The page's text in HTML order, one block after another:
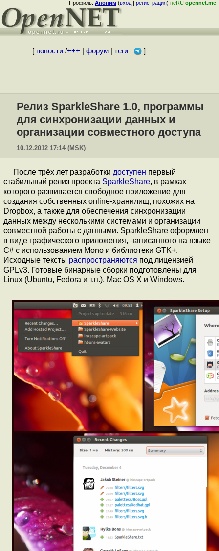
Профиль:Аноним(вход|регистрация)неRUopennet.me
[ новости/+++ форум| теги| ]
Релиз SparkleShare 1.0, программы
для синхронизации данных и
организации совместного доступа
10.12.2012 17:14 (MSK)
После трёх лет разработки доступен первый
стабильный релиз проекта SparkleShare, в рамках
которого развивается свободное приложение для
создания собственных online-хранилищ, похожих на
Dropbox, а также для обеспечения синхронизации
данных между несколькими системами и организации
совместной работы с данными. SparkleShare оформлен
в виде графического приложения, написанного на языке
С# с использованием Mono и библиотеки GTK+.
Исходные тексты распространяются под лицензией
GPLv3. Готовые бинарные сборки подготовлены для
Linux (Ubuntu, Fedora и т.п.), Mac OS X и Windows.